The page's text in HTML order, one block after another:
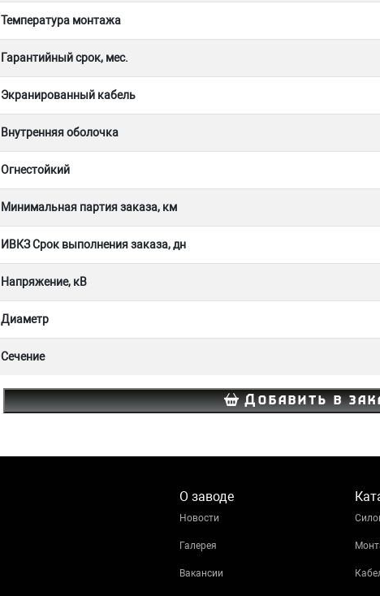
Температура монтажа
Гарантийный срок, мес.
Экранированный кабель
Внутренняя оболочка
Огнестойкий
Минимальная партия заказа, км
ИВКЗ Срок выполнения заказа, дн
Напряжение, кВ
Диаметр
Сечение
Добавить в
О заводе
Новости
Галерея
Вакансии